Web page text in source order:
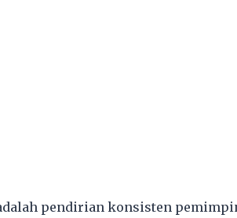
pendirian konsisten